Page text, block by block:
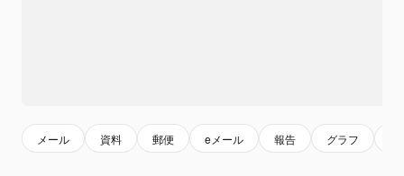
メール 資料 郵便 eメール 報告 グラフ